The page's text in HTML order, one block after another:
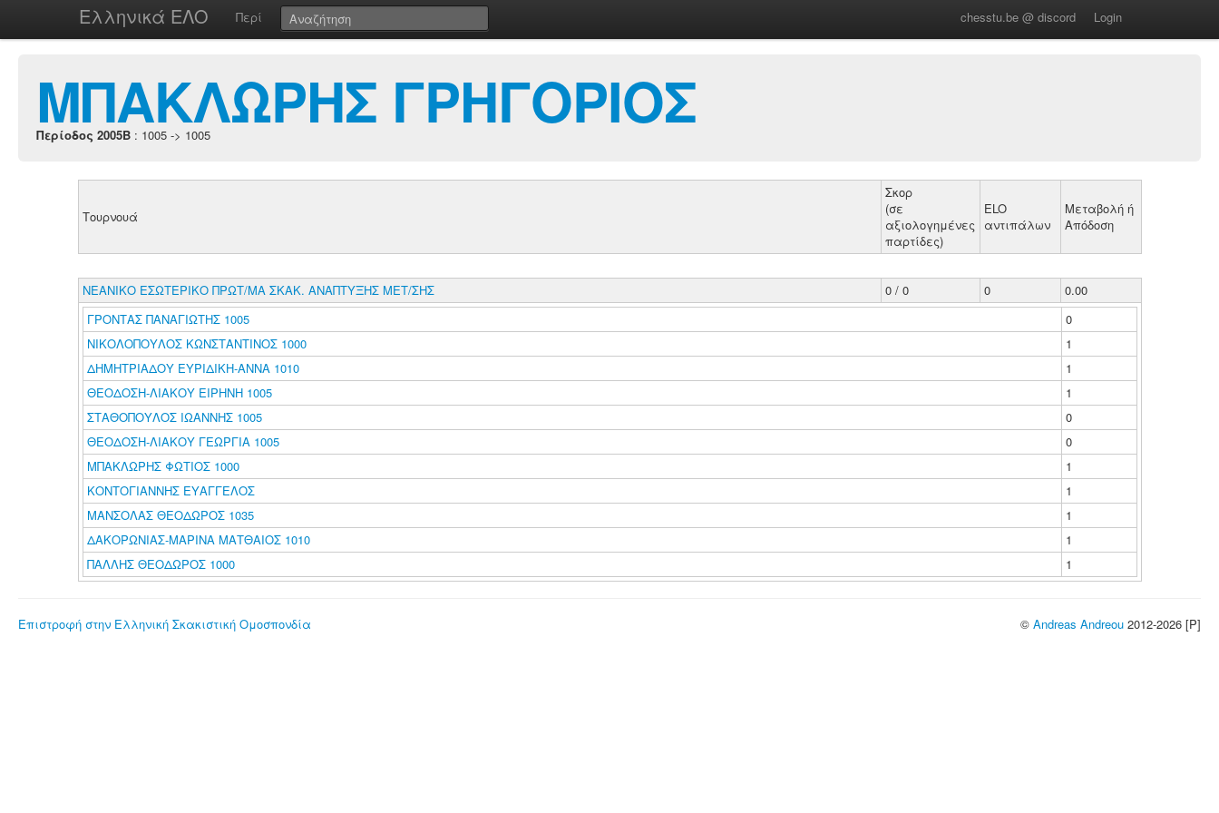
Ελληνικά ΕΛΟ Περί chesstu.be @ discord Login
ΜΠΑΚΛΩΡΗΣ ΓΡΗΓΟΡΙΟΣ
Περίοδος 2005B : 1005 -> 1005
Τουρνουά
Σκορ
(σε
αξιολογημένες
παρτίδες)
ELO
αντιπάλων
Μεταβολή ή
Απόδοση
ΝΕΑΝΙΚΟ ΕΣΩΤΕΡΙΚΟ ΠΡΩΤ/ΜΑ ΣΚΑΚ. ΑΝΑΠΤΥΞΗΣ ΜΕΤ/ΣΗΣ 0 / 0 0
0.00
ΓΡΟΝΤΑΣ ΠΑΝΑΓΙΩΤΗΣ 1005
0
ΝΙΚΟΛΟΠΟΥΛΟΣ ΚΩΝΣΤΑΝΤΙΝΟΣ 1000
1
ΔΗΜΗΤΡΙΑΔΟΥ ΕΥΡΙΔΙΚΗ-ΑΝΝΑ 1010
1
ΘΕΟΔΟΣΗ-ΛΙΑΚΟΥ ΕΙΡΗΝΗ 1005
1
ΣΤΑΘΟΠΟΥΛΟΣ ΙΩΑΝΝΗΣ 1005
0
ΘΕΟΔΟΣΗ-ΛΙΑΚΟΥ ΓΕΩΡΓΙΑ 1005
0
ΜΠΑΚΛΩΡΗΣ ΦΩΤΙΟΣ 1000
1
ΚΟΝΤΟΓΙΑΝΝΗΣ ΕΥΑΓΓΕΛΟΣ
1
ΜΑΝΣΟΛΑΣ ΘΕΟΔΩΡΟΣ 1035
1
ΔΑΚΟΡΩΝΙΑΣ-ΜΑΡΙΝΑ ΜΑΤΘΑΙΟΣ 1010
1
ΠΑΛΛΗΣ ΘΕΟΔΩΡΟΣ 1000
1
Επιστροφή στην Ελληνική Σκακιστική Ομοσπονδία © Andreas Andreou 2012-2026 [P]